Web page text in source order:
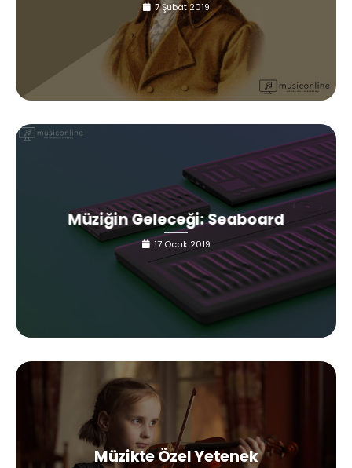
7 Şubat 2019
Müziğin Geleceği: Seaboard
17 Ocak 2019
Müzikte Özel Yetenek